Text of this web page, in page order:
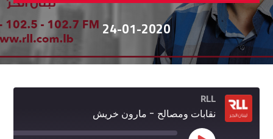
24-01-2020
RLL
نقابات ومصالح - مارون خريش